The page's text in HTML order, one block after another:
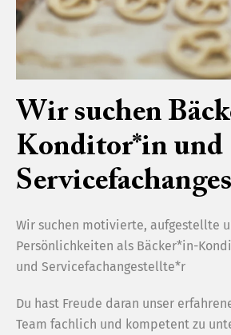
Zopf backen…
Wir suchen
Konditor*in und
Wir suchen motivierte, aufgestellte
Persönlichkeiten als Bäcker*in-
und Servicefachangestellte*r
Du hast Freude daran unser
Team fachlich und kompetent zu